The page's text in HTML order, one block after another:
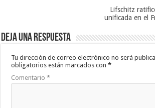
Lifschitz
unificada en el
Deja una respuesta
Tu dirección de correo electrónico no será
obligatorios están marcados con*
Comentario*